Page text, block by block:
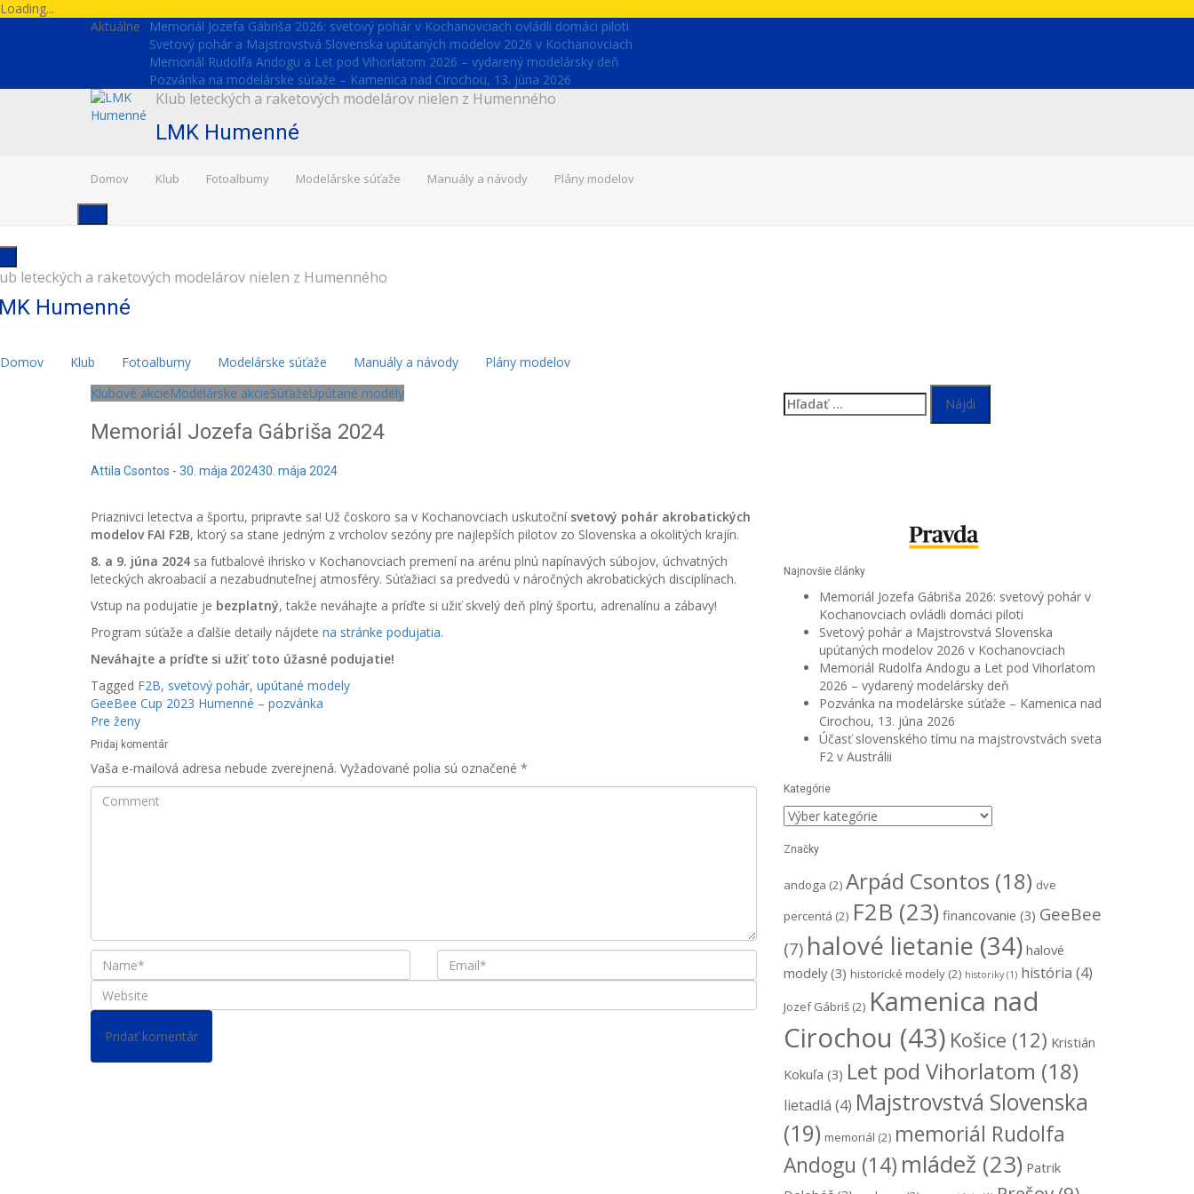
Skip
Loading...
Aktuálne
Memoriál Jozefa Gábriša 2026: svetový pohár v Kochanovciach ovládli domáci piloti
Svetový pohár a Majstrovstvá Slovenska upútaných modelov 2026 v Kochanovciach
Memoriál Rudolfa Andogu a Let pod Vihorlatom 2026 – vydarený modelársky deň
Pozvánka na modelárske súťaže – Kamenica nad Cirochou, 13. júna 2026
Klub leteckých a raketových modelárov nielen z Humenného
LMK Humenné
Domov Klub Fotoalbumy Modelárske súťaže Manuály a návody Plány modelov
leteckých a raketových modelárov nielen z Humenného
Humenné
Domov Klub Fotoalbumy Modelárske súťaže Manuály a návody
Plány modelov
Klubové akcieModelárske akcieSúťažeUpútané modely
Memoriál Jozefa Gábriša 2024
Attila Csontos - 30. mája 202430. mája 2024
Priaznivci letectva a športu, pripravte sa! Už čoskoro sa v Kochanovciach uskutoční svetový pohár akrobatických
modelov FAI F2B, ktorý sa stane jedným z vrcholov sezóny pre najlepších pilotov zo Slovenska a okolitých krajín.
8. a 9. júna 2024 sa futbalové ihrisko v Kochanovciach premení na arénu plnú napínavých súbojov, úchvatných
leteckých akroabacií a nezabudnuteľnej atmosféry. Súťažiaci sa predvedú v náročných akrobatických disciplínach.
Vstup na podujatie je bezplatný, takže neváhajte a príďte si užiť skvelý deň plný športu, adrenalínu a zábavy!
Program súťaže a ďalšie detaily nájdete na stránke podujatia.
Neváhajte a príďte si užiť toto úžasné podujatie!
Tagged F2B, svetový pohár, upútané modely
Navigácia
v
článku
GeeBee Cup 2023 Humenné – pozvánka
Pre ženy
Pridaj komentár
Vaša e-mailová adresa nebude zverejnená. Vyžadované polia sú označené *
Hľadať:
Najnovšie články
Memoriál Jozefa Gábriša 2026: svetový pohár v
Kochanovciach ovládli domáci piloti
Svetový pohár a Majstrovstvá Slovenska
upútaných modelov 2026 v Kochanovciach
Memoriál Rudolfa Andogu a Let pod Vihorlatom
2026 – vydarený modelársky deň
Pozvánka na modelárske súťaže – Kamenica nad
Cirochou, 13. júna 2026
Účasť slovenského tímu na majstrovstvách sveta
F2 v Austrálii
Kategórie
Kategórie
Značky
andoga (2) Arpád Csontos (18) dve
percentá (2) F2B (23) financovanie (3) GeeBee
(7) halové lietanie (34) halové
modely(3) historické modely (2) historiky(1) história (4)
Jozef Gábriš (2) Kamenica nad
Cirochou (43) Košice (12) Kristián
Kokuľa (3) Let pod Vihorlatom (18)
lietadlá (4) Majstrovstvá Slovenska
(19) memoriál (2) memoriál Rudolfa
Andogu (14) mládež (23) Patrik